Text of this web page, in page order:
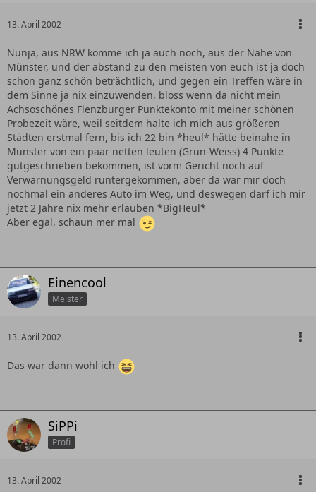
13. April 2002
Nunja, aus NRW komme ich ja auch noch, aus der Nähe von
Münster, und der abstand zu den meisten von euch ist ja doch
schon ganz schön beträchtlich, und gegen ein Treffen wäre in
dem Sinne ja nix einzuwenden, bloss wenn da nicht mein
Achsoschönes Flenzburger Punktekonto mit meiner schönen
Probezeit wäre, weil seitdem halte ich mich aus größeren
Städten erstmal fern, bis ich 22 bin *heul* hätte beinahe in
Münster von ein paar netten leuten (Grün-Weiss) 4 Punkte
gutgeschrieben bekommen, ist vorm Gericht noch auf
Verwarnungsgeld runtergekommen, aber da war mir doch
nochmal ein anderes Auto im Weg, und deswegen darf ich mir
jetzt 2 Jahre nix mehr erlauben *BigHeul*
Aber egal, schaun mer mal
Einencool
Meister
13. April 2002
Das war dann wohl ich
SiPPi
Profi
13. April 2002